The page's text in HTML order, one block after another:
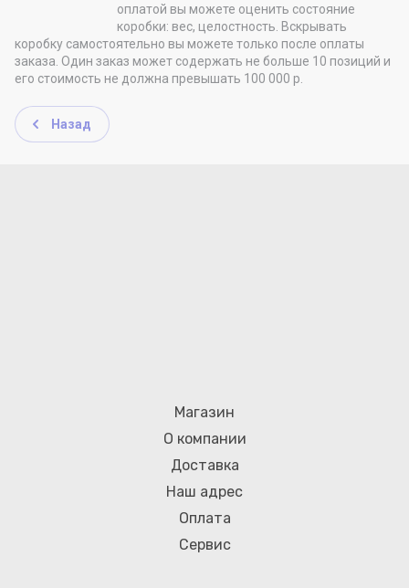
оплатой вы можете оценить состояние
коробки: вес, целостность. Вскрывать
коробку самостоятельно вы можете только после оплаты
заказа. Один заказ может содержать не больше 10 позиций и
его стоимость не должна превышать 100 000 р.
Назад
Магазин
О компании
Доставка
Наш адрес
Оплата
Сервис